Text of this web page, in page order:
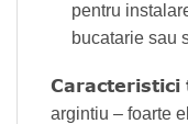
pentru
bucatarie sau
Caracteristici
argintiu – foarte